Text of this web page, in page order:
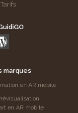
marques
en AR mobile
en AR mobile